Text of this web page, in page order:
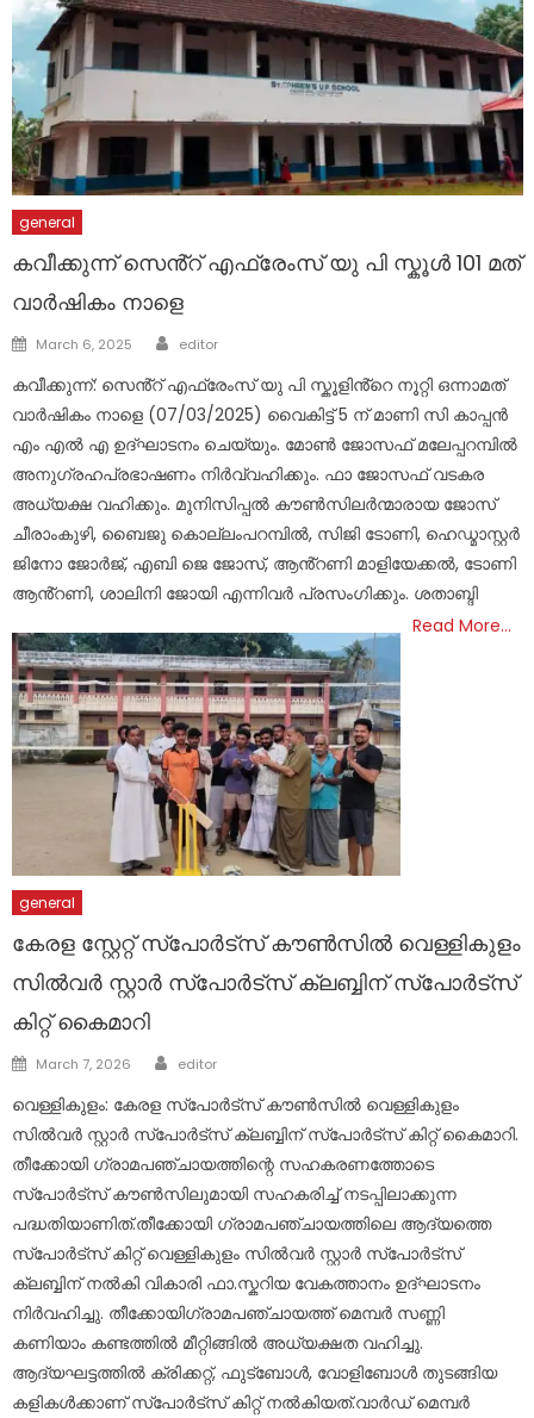
general
കവീക്കുന്ന് സെൻ്റ് എഫ്രേംസ് യു പി സ്കൂൾ 101 മത്
വാർഷികം നാളെ
Posted
March 6, 2025 Author
editor
കവീക്കുന്ന്: സെൻ്റ് എഫ്രേംസ് യു പി സ്കൂളിൻ്റെ നൂറ്റി ഒന്നാമത്
വാർഷികം നാളെ (07/03/2025) വൈകിട്ട് 5 ന് മാണി സി കാപ്പൻ
എം എൽ എ ഉദ്ഘാടനം ചെയ്യും. മോൺ ജോസഫ് മലേപ്പറമ്പിൽ
അനുഗ്രഹപ്രഭാഷണം നിർവ്വഹിക്കും. ഫാ ജോസഫ് വടകര
അധ്യക്ഷ വഹിക്കും. മുനിസിപ്പൽ കൗൺസിലർന്മാരായ ജോസ്
ചീരാംകുഴി, ബൈജു കൊല്ലംപറമ്പിൽ, സിജി ടോണി, ഹെഡ്മാസ്റ്റർ
ജിനോ ജോർജ്, എബി ജെ ജോസ്, ആൻ്റണി മാളിയേക്കൽ, ടോണി
ആൻ്റണി, ശാലിനി ജോയി എന്നിവർ പ്രസംഗിക്കും. ശതാബ്ദി
Read More…
general
കേരള സ്റ്റേറ്റ് സ്പോർട്സ് കൗൺസിൽ വെള്ളികുളം
സിൽവർ സ്റ്റാർ സ്പോർട്സ് ക്ലബ്ബിന് സ്പോർട്സ്
കിറ്റ് കൈമാറി
Posted
March 7, 2026 Author
editor
വെള്ളികുളം: കേരള സ്പോർട്സ് കൗൺസിൽ വെള്ളികുളം
സിൽവർ സ്റ്റാർ സ്പോർട്സ് ക്ലബ്ബിന് സ്പോർട്സ് കിറ്റ് കൈമാറി.
തീക്കോയി ഗ്രാമപഞ്ചായത്തിന്റെ സഹകരണത്തോടെ
സ്പോർട്സ് കൗൺസിലുമായി സഹകരിച്ച് നടപ്പിലാക്കുന്ന
പദ്ധതിയാണിത്.തീക്കോയി ഗ്രാമപഞ്ചായത്തിലെ ആദ്യത്തെ
സ്പോർട്സ് കിറ്റ് വെള്ളികുളം സിൽവർ സ്റ്റാർ സ്പോർട്സ്
ക്ലബ്ബിന് നൽകി വികാരി ഫാ.സ്കറിയ വേകത്താനം ഉദ്ഘാടനം
നിർവഹിച്ചു. തീക്കോയിഗ്രാമപഞ്ചായത്ത് മെമ്പർ സണ്ണി
കണിയാം കണ്ടത്തിൽ മീറ്റിങ്ങിൽ അധ്യക്ഷത വഹിച്ചു.
ആദ്യഘട്ടത്തിൽ ക്രിക്കറ്റ്, ഫുട്ബോൾ, വോളിബോൾ തുടങ്ങിയ
കളികൾക്കാണ് സ്പോർട്സ് കിറ്റ് നൽകിയത്.വാർഡ് മെമ്പർ